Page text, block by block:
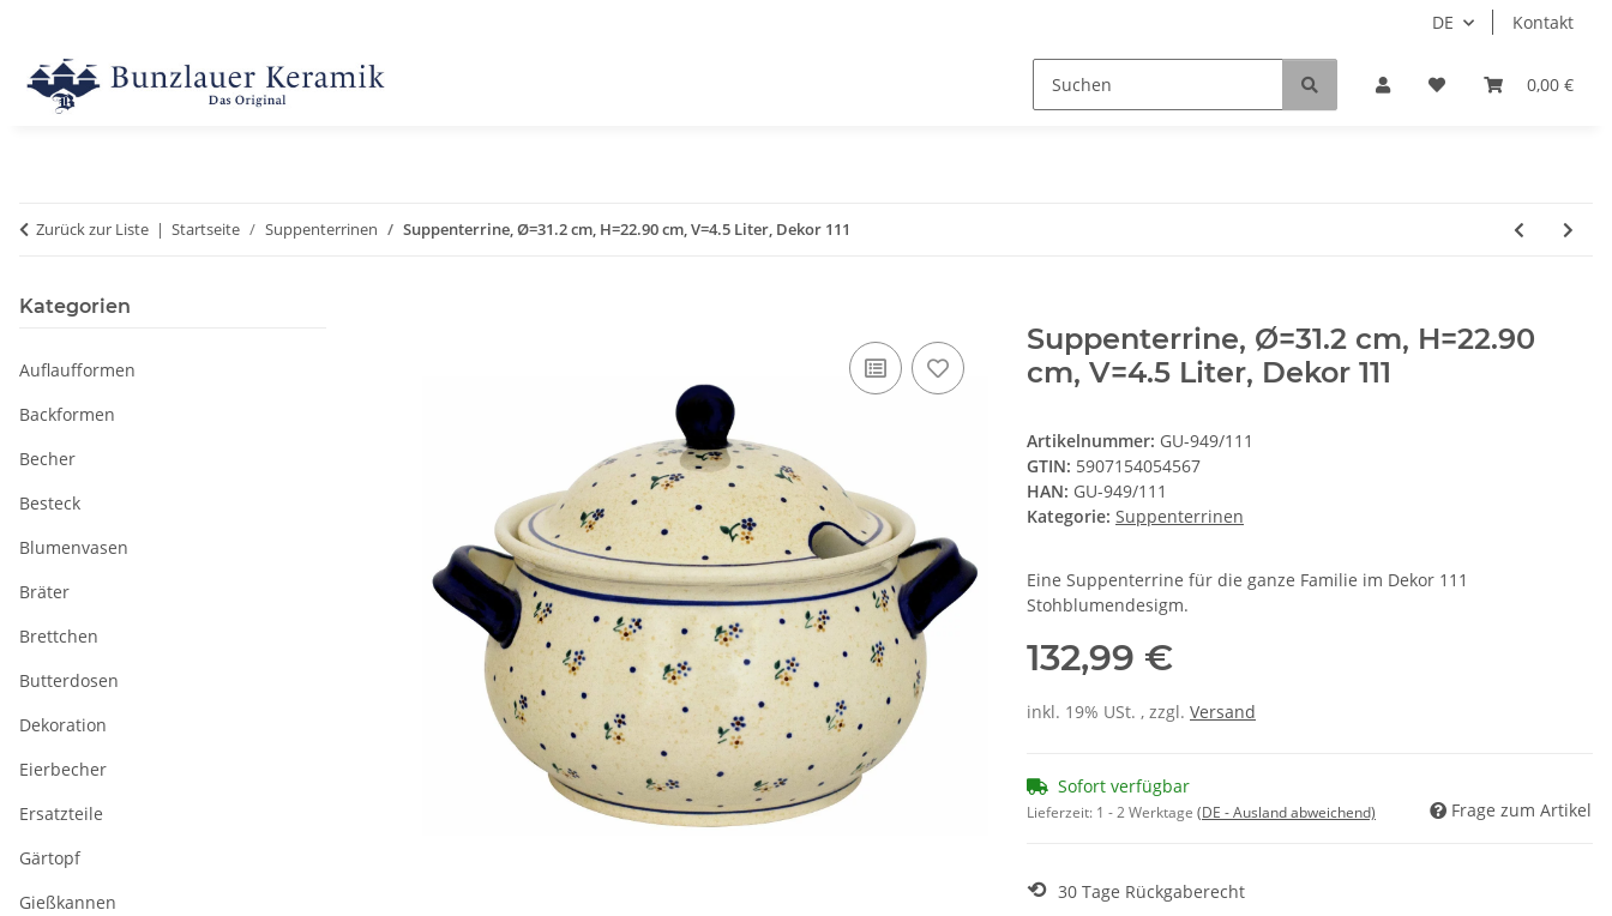
DE Kontakt
0,00 €
Zurück zur Liste Startseite Suppenterrinen Suppenterrine, Ø=31.2 cm, H=22.90 cm, V=4.5 Liter, Dekor 111
Suppenterrine, Ø=31.2 cm, H=22.90
cm, V=4.5 Liter, Dekor 111
Artikelnummer: GU-949/111
GTIN: 5907154054567
HAN: GU-949/111
Kategorie: Suppenterrinen
Eine Suppenterrine für die ganze Familie im Dekor 111
Stohblumendesigm.
132,99 €
inkl. 19% USt. , zzgl. Versand
Sofort verfügbar
Lieferzeit: 1 - 2 Werktage (DE - Ausland abweichend) Frage zum Artikel
⟲ 30 Tage Rückgaberecht
Kategorien
Auflaufformen
Backformen
Becher
Besteck
Blumenvasen
Bräter
Brettchen
Butterdosen
Dekoration
Eierbecher
Ersatzteile
Gärtopf
Gießkannen